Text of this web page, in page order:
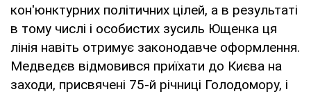
кон'юнктурних політичних цілей, а в результаті
в тому числі і особистих зусиль Ющенка ця
лінія навіть отримує законодавче оформлення.
Медведєв відмовився приїхати до Києва на
заходи, присвячені 75-й річниці Голодомору, і